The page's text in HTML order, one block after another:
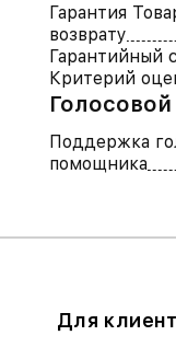
Гарантия
возврату
Гарантийный
Критерий
Поддержка
помощника
Для